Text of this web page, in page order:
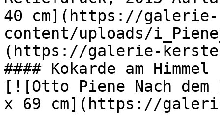
40 cm](https://galerie-
content/uploads/
(https://galerie-
#### Kokarde am Himmel
[![Otto Piene Nach dem
x 69 cm](https://